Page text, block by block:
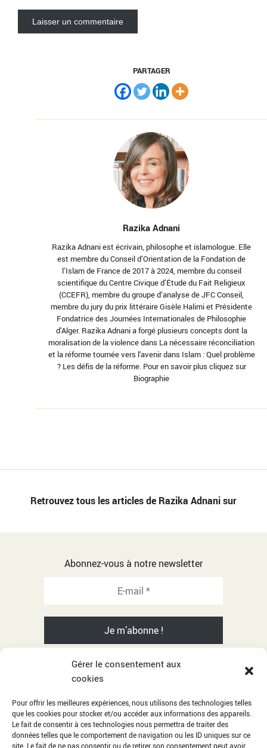
Gérer le consentement aux
cookies
Pour offrir les meilleures expériences, nous utilisons des technologies telles
que les cookies pour stocker et/ou accéder aux informations des appareils.
Le fait de consentir à ces technologies nous permettra de traiter des
données telles que le comportement de navigation ou les ID uniques sur ce
site. Le fait de ne pas consentir ou de retirer son consentement peut avoir
PARTAGER
Razika Adnani
Razika Adnani est écrivain, philosophe et islamologue. Elle
est membre du Conseil d’Orientation de la Fondation de
l’Islam de France de 2017 à 2024, membre du conseil
scientifique du Centre Civique d’Étude du Fait Religieux
(CCEFR), membre du groupe d’analyse de JFC Conseil,
membre du jury du prix littéraire Gisèle Halimi et Présidente
Fondatrice des Journées Internationales de Philosophie
d’Alger. Razika Adnani a forgé plusieurs concepts dont la
moralisation de la violence dans La nécessaire réconciliation
et la réforme tournée vers l'avenir dans Islam : Quel problème
? Les défis de la réforme. Pour en savoir plus cliquez sur
Biographie
Retrouvez tous les articles de Razika Adnani sur
Abonnez-vous à notre newsletter
Citations
Album photos